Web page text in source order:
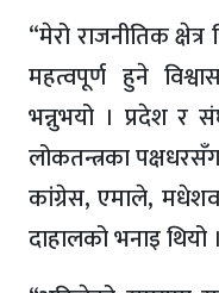
“मेरो राजनीतिक
महत्वपूर्ण हुने
भन्नुभयो । प्रदेश र
लोकतन्त्रका
कांग्रेस, एमाले,
दाहालको भनाइ थियो ।